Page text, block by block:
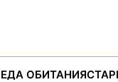
ОБИТАНИЯ